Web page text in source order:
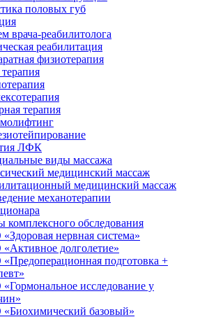
половых губ
врача-реабилитолога
реабилитация
физиотерапия
терапия
ЛФК
виды массажа
медицинский массаж
медицинский массаж
механотерапии
комплексного обследования
нервная система»
долголетие»
подготовка +
исследование у
базовый»